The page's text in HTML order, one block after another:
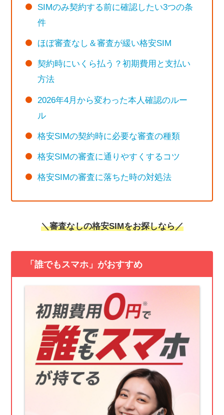
SIMのみ契約する前に確認したい3つの条
件
ほぼ審査なし＆審査が緩い格安SIM
契約時にいくら払う？初期費用と支払い
方法
2026年4月から変わった本人確認のルー
ル
格安SIMの契約時に必要な審査の種類
格安SIMの審査に通りやすくするコツ
格安SIMの審査に落ちた時の対処法
＼審査なしの格安SIMをお探しなら／
「誰でもスマホ」がおすすめ